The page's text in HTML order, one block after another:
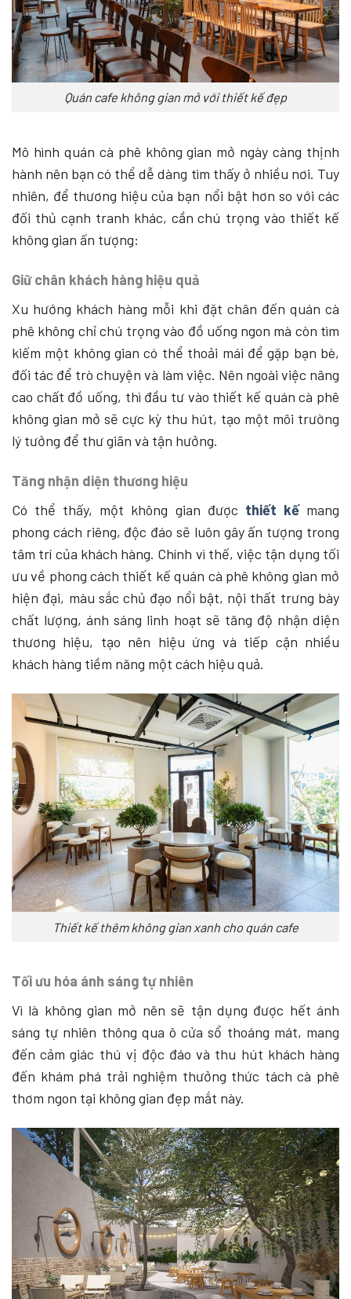
Quán cafe không gian mở với thiết kế đẹp
Mô hình quán cà phê không gian mở ngày càng thịnh
hành nên bạn có thể dễ dàng tìm thấy ở nhiều nơi. Tuy
nhiên, để thương hiệu của bạn nổi bật hơn so với các
đối thủ cạnh tranh khác, cần chú trọng vào thiết kế
không gian ấn tượng:
Giữ chân khách hàng hiệu quả
Xu hướng khách hàng mỗi khi đặt chân đến quán cà
phê không chỉ chú trọng vào đồ uống ngon mà còn tìm
kiếm một không gian có thể thoải mái để gặp bạn bè,
đối tác để trò chuyện và làm việc. Nên ngoài việc nâng
cao chất đồ uống, thì đầu tư vào thiết kế quán cà phê
không gian mở sẽ cực kỳ thu hút, tạo một môi trường
lý tưởng để thư giãn và tận hưởng.
Tăng nhận diện thương hiệu
Có thể thấy, một không gian được thiết kếmang
phong cách riêng, độc đáo sẽ luôn gây ấn tượng trong
tâm trí của khách hàng. Chính vì thế, việc tận dụng tối
ưu về phong cách thiết kế quán cà phê không gian mở
hiện đại, màu sắc chủ đạo nổi bật, nội thất trưng bày
chất lượng, ánh sáng linh hoạt sẽ tăng độ nhận diện
thương hiệu, tạo nên hiệu ứng và tiếp cận nhiều
khách hàng tiềm năng một cách hiệu quả.
Thiết kế thêm không gian xanh cho quán cafe
Tối ưu hóa ánh sáng tự nhiên
Vì là không gian mở nên sẽ tận dụng được hết ánh
sáng tự nhiên thông qua ô cửa sổ thoáng mát, mang
đến cảm giác thú vị độc đáo và thu hút khách hàng
đến khám phá trải nghiệm thưởng thức tách cà phê
thơm ngon tại không gian đẹp mắt này.